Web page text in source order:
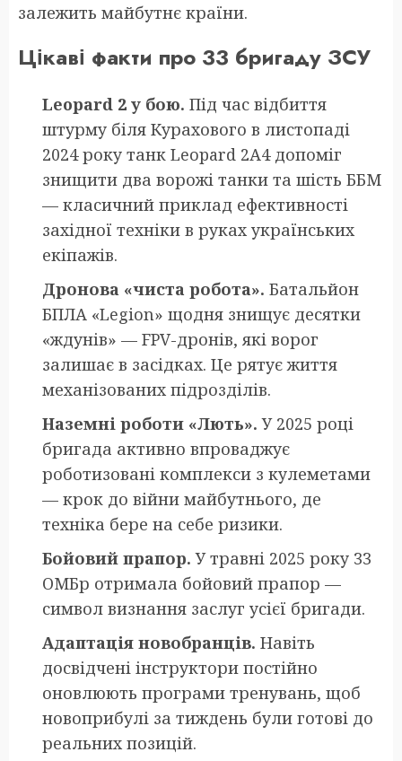
залежить майбутнє країни.
Цікаві факти про 33 бригаду ЗСУ
Leopard 2 у бою. Під час відбиття
штурму біля Курахового в листопаді
2024 року танк Leopard 2А4 допоміг
знищити два ворожі танки та шість ББМ
— класичний приклад ефективності
західної техніки в руках українських
екіпажів.
Дронова «чиста робота». Батальйон
БПЛА «Legion» щодня знищує десятки
«ждунів» — FPV-дронів, які ворог
залишає в засідках. Це рятує життя
механізованих підрозділів.
Наземні роботи «Лють». У 2025 році
бригада активно впроваджує
роботизовані комплекси з кулеметами
— крок до війни майбутнього, де
техніка бере на себе ризики.
Бойовий прапор. У травні 2025 року 33
ОМБр отримала бойовий прапор —
символ визнання заслуг усієї бригади.
Адаптація новобранців. Навіть
досвідчені інструктори постійно
оновлюють програми тренувань, щоб
новоприбулі за тиждень були готові до
реальних позицій.